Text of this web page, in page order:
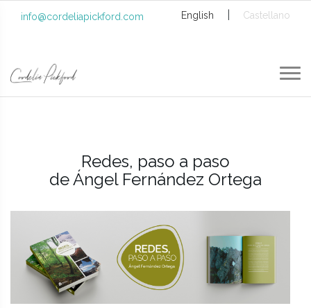
info@cordeliapickford.com English Castellano
Redes, paso a paso
de Ángel Fernández Ortega